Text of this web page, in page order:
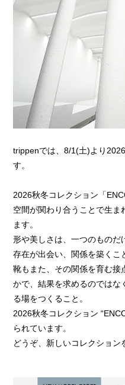
trippenでは、8/1(土)より
す。
2026秋冬コレクション「
空間が関わり合うことで生
ます。
形や美しさは、一つのものだ
存在が出会い、関係を築くこ
靴もまた、その関係を育む接
かで、結果を求めるのではな
る場をつくること。
2026秋冬コレクション
られています。
どうぞ、新しいコレクション